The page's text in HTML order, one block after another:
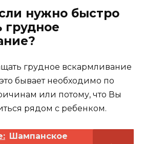
нужно быстро
грудное
грудное вскармливание
бывает необходимо по
или потому, что Вы
рядом с ребенком.
Шампанское